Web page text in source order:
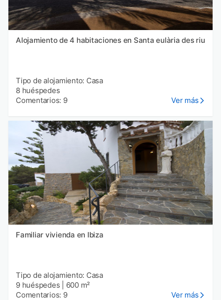
Alojamiento de 4 habitaciones en Santa eulària des riu
Tipo de alojamiento: Casa
8 huéspedes
Comentarios: 9
Ver más
Familiar vivienda en Ibiza
Tipo de alojamiento: Casa
9 huéspedes
600 m²
Comentarios: 9
Ver más